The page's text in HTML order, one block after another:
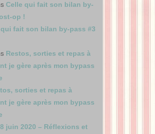
Celle qui fait son bilan by-
op !
fait son bilan by-pass #3
Restos, sorties et repas à
je gère après mon bypass
sorties et repas à
je gère après mon bypass
juin 2020 – Réflexions et